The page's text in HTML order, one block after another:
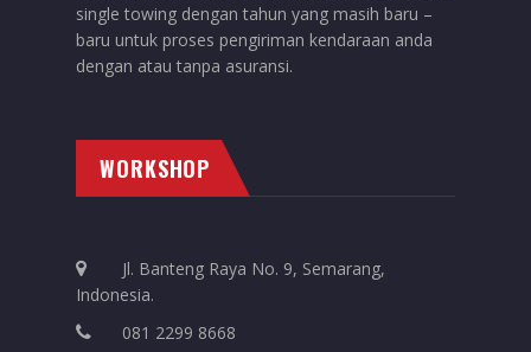
single towing dengan tahun yang masih baru –
baru untuk proses pengiriman kendaraan anda
dengan atau tanpa asuransi.
WORKSHOP
Jl. Banteng Raya No. 9, Semarang,
Indonesia.
081 2299 8668